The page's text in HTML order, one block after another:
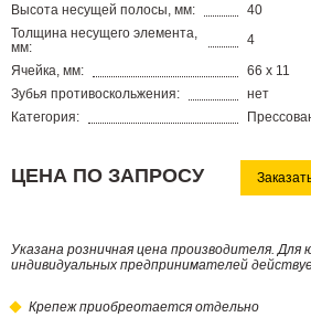
Высота несущей полосы, мм:
40
Толщина несущего элемента,
мм:
4
Ячейка, мм:
66 х 11
Зубья противоскольжения:
нет
Категория:
ЦЕНА ПО ЗАПРОСУ
Указана розничная цена производителя. Для
индивидуальных предпринимателей
Крепеж приобреотается отдельно